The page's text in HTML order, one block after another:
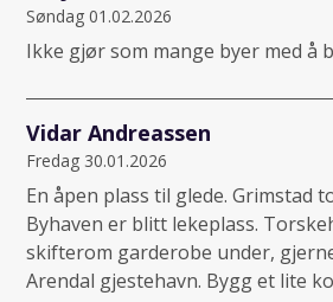
Søndag 01.02.2026
Ikke gjør som mange byer med
Vidar Andreassen
Fredag 30.01.2026
En åpen plass til glede.
Byhaven er blitt lekeplass.
skifterom garderobe under,
Arendal gjestehavn. Bygg et lite